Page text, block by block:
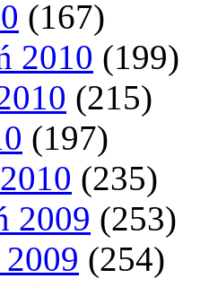
(167)
2010 (199)
(215)
(197)
(235)
2009 (253)
(254)